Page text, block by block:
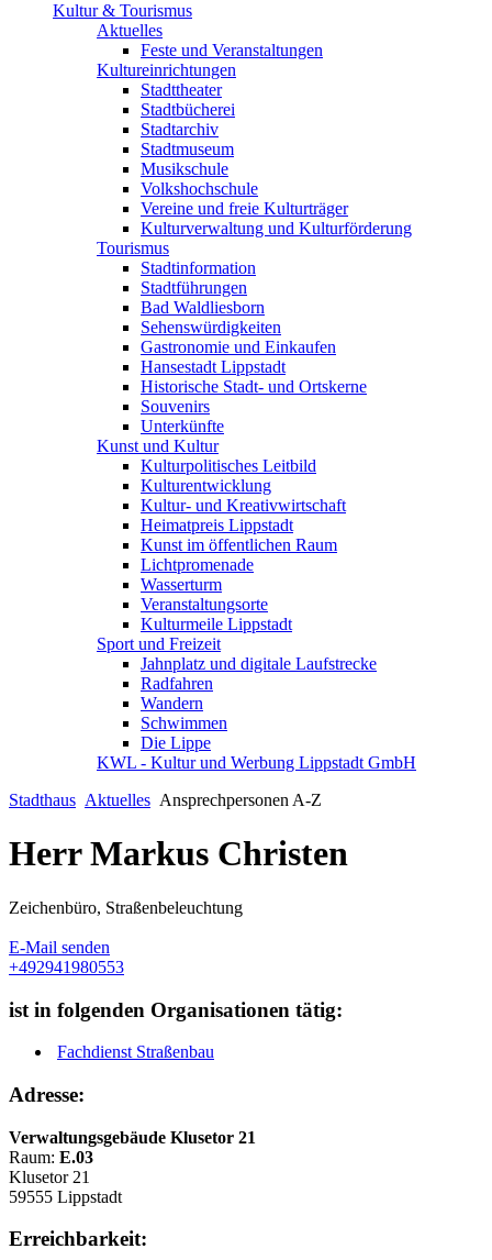
Kultur & Tourismus
Aktuelles
Feste und Veranstaltungen
Kultureinrichtungen
Stadttheater
Stadtbücherei
Stadtarchiv
Stadtmuseum
Musikschule
Volkshochschule
Vereine und freie Kulturträger
Kulturverwaltung und Kulturförderung
Tourismus
Stadtinformation
Stadtführungen
Bad Waldliesborn
Sehenswürdigkeiten
Gastronomie und Einkaufen
Hansestadt Lippstadt
Historische Stadt- und Ortskerne
Souvenirs
Unterkünfte
Kunst und Kultur
Kulturpolitisches Leitbild
Kulturentwicklung
Kultur- und Kreativwirtschaft
Heimatpreis Lippstadt
Kunst im öffentlichen Raum
Lichtpromenade
Wasserturm
Veranstaltungsorte
Kulturmeile Lippstadt
Sport und Freizeit
Jahnplatz und digitale Laufstrecke
Radfahren
Wandern
Schwimmen
Die Lippe
KWL - Kultur und Werbung Lippstadt GmbH
Stadthaus Aktuelles Ansprechpersonen A-Z
Herr Markus Christen
Zeichenbüro, Straßenbeleuchtung
E-Mail senden
+492941980553
ist in folgenden Organisationen tätig:
Fachdienst Straßenbau
Adresse:
Verwaltungsgebäude Klusetor 21
Raum: E.03
Klusetor 21
59555 Lippstadt
Erreichbarkeit: